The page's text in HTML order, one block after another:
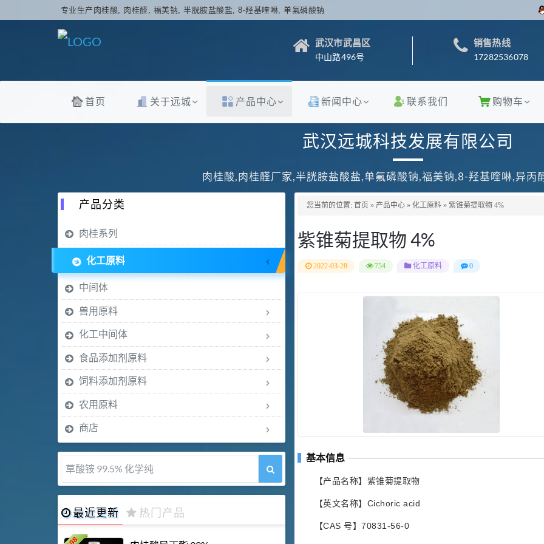
专业生产肉桂酸, 肉桂醛, 福美钠, 半胱胺盐酸盐, 8-羟基喹啉, 单氟磷酸钠
武汉市武昌区
中山路496号
销售热线
17282536078
首页 关于远城 产品中心 新闻中心 联系我们 购物车
武汉远城科技发展有限公司
肉桂酸,肉桂醛厂家,半胱胺盐酸盐,单氟磷酸钠,福美钠,8-羟基喹啉,异丙
您当前的位置: 首页 » 产品中心 » 化工原料 » 紫锥菊提取物 4%
紫锥菊提取物 4%
2022-03-28 754 化工原料 0
基本信息
【产品名称】紫锥菊提取物
【英文名称】Cichoric acid
【CAS 号】70831-56-0
产品分类
肉桂系列
化工原料
中间体
兽用原料
化工中间体
食品添加剂原料
饲料添加剂原料
农用原料
商店
5-甲氧基吲哚 98%
最近更新 热门产品